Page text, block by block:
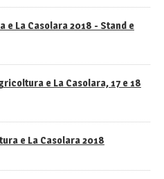
La Casolara 2018 - Stand e
e La Casolara, 17 e 18
e La Casolara 2018